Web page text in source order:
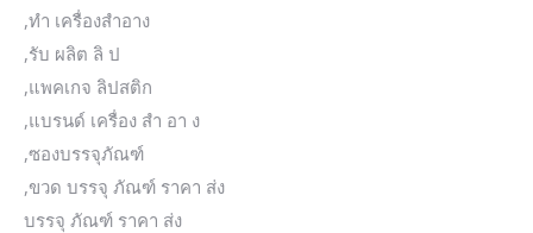
,ทำ เครื่องสำอาง
,รับ ผลิต ลิ ป
,แพคเกจ ลิปสติก
,แบรนด์ เครื่อง สํา อา ง
,ซองบรรจุภัณฑ์
,ขวด บรรจุ ภัณฑ์ ราคา ส่ง
บรรจุ ภัณฑ์ ราคา ส่ง